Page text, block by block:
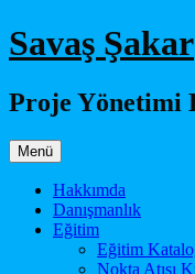
İçeriğe
atla
Savaş Şakar
Proje Yönetimi
Menü
Hakkımda
Danışmanlık
Eğitim
Eğitim
Nokta Atışı